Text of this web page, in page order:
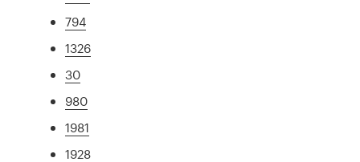
794
1326
30
980
1981
1928